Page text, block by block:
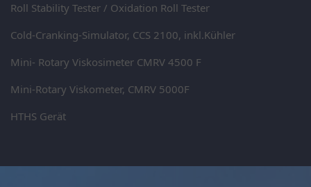
Roll Stability Tester / Oxidation Roll Tester
Cold-Cranking-Simulator, CCS 2100, inkl.Kühler
Mini- Rotary Viskosimeter CMRV 4500 F
Mini-Rotary Viskometer, CMRV 5000F
HTHS Gerät